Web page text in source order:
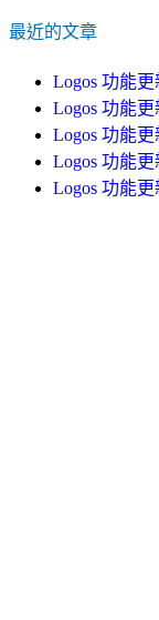
最近的文章
Logos 功能更
Logos 功能更
Logos 功能更
Logos 功能更
Logos 功能更